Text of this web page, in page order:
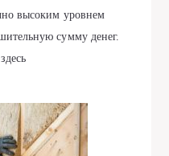
высоким уровнем
сумму денег.